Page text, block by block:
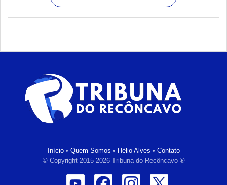
Início• Quem Somos • Hélio Alves • Contato
© Copyright 2015-2026 Tribuna do Recôncavo ®